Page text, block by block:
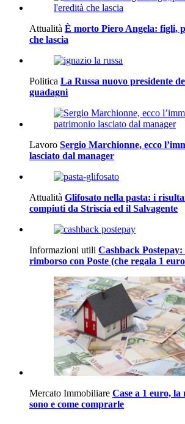
Attualità È morto Piero Angela: figli,
che lascia
Politica La Russa nuovo presidente
guadagni
Lavoro Sergio Marchionne, ecco
lasciato dal manager
Attualità Glifosato nella pasta: i
compiuti da Striscia ed il Salvagente
Informazioni utili Cashback
rimborso con Poste (che regala 1
Mercato Immobiliare Case a 1 euro, la
sono e come comprarle